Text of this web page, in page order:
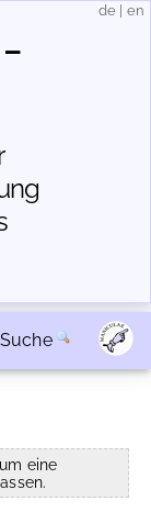
de en
Suche
eine